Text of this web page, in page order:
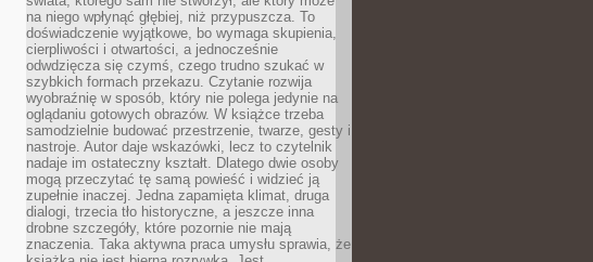
na niego wpłynąć głębiej, niż przypuszcza. To
doświadczenie wyjątkowe, bo wymaga skupienia,
cierpliwości i otwartości, a jednocześnie
odwdzięcza się czymś, czego trudno szukać w
szybkich formach przekazu. Czytanie rozwija
wyobraźnię w sposób, który nie polega jedynie na
oglądaniu gotowych obrazów. W książce trzeba
samodzielnie budować przestrzenie, twarze, gesty i
nastroje. Autor daje wskazówki, lecz to czytelnik
nadaje im ostateczny kształt. Dlatego dwie osoby
mogą przeczytać tę samą powieść i widzieć ją
zupełnie inaczej. Jedna zapamięta klimat, druga
dialogi, trzecia tło historyczne, a jeszcze inna
drobne szczegóły, które pozornie nie mają
znaczenia. Taka aktywna praca umysłu sprawia, że